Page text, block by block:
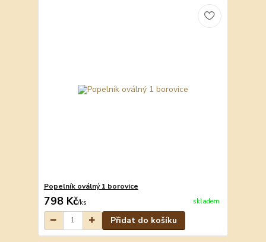
Popelník oválný 1 borovice
798 Kč/ks skladem
Přidat do košíku